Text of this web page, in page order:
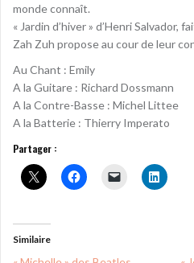
monde connaît.
« Jardin d’hiver » d’Henri Salvador,
Zah Zuh propose au cour de leur
Au Chant : Emily
A la Guitare : Richard Dossmann
A la Contre-Basse : Michel Littee
A la Batterie : Thierry Imperato
Partager :
Similaire